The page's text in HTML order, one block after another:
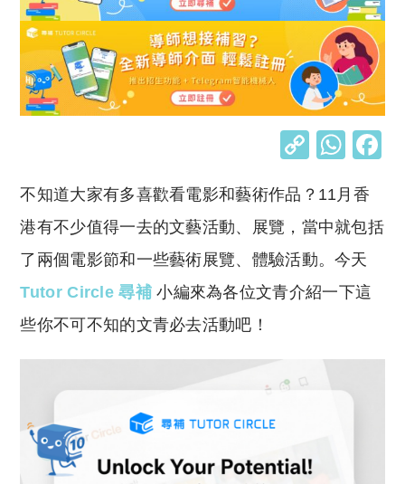
C
p
y
Li
n
W
at
s
A
p
不知道大家有多喜歡看電影和藝術作品？11月香
港有不少值得一去的文藝活動、展覽，當中就包括
了兩個電影節和一些藝術展覽、體驗活動。今天
Tutor Circle 尋補小編來為各位文青介紹一下這
些你不可不知的文青必去活動吧！